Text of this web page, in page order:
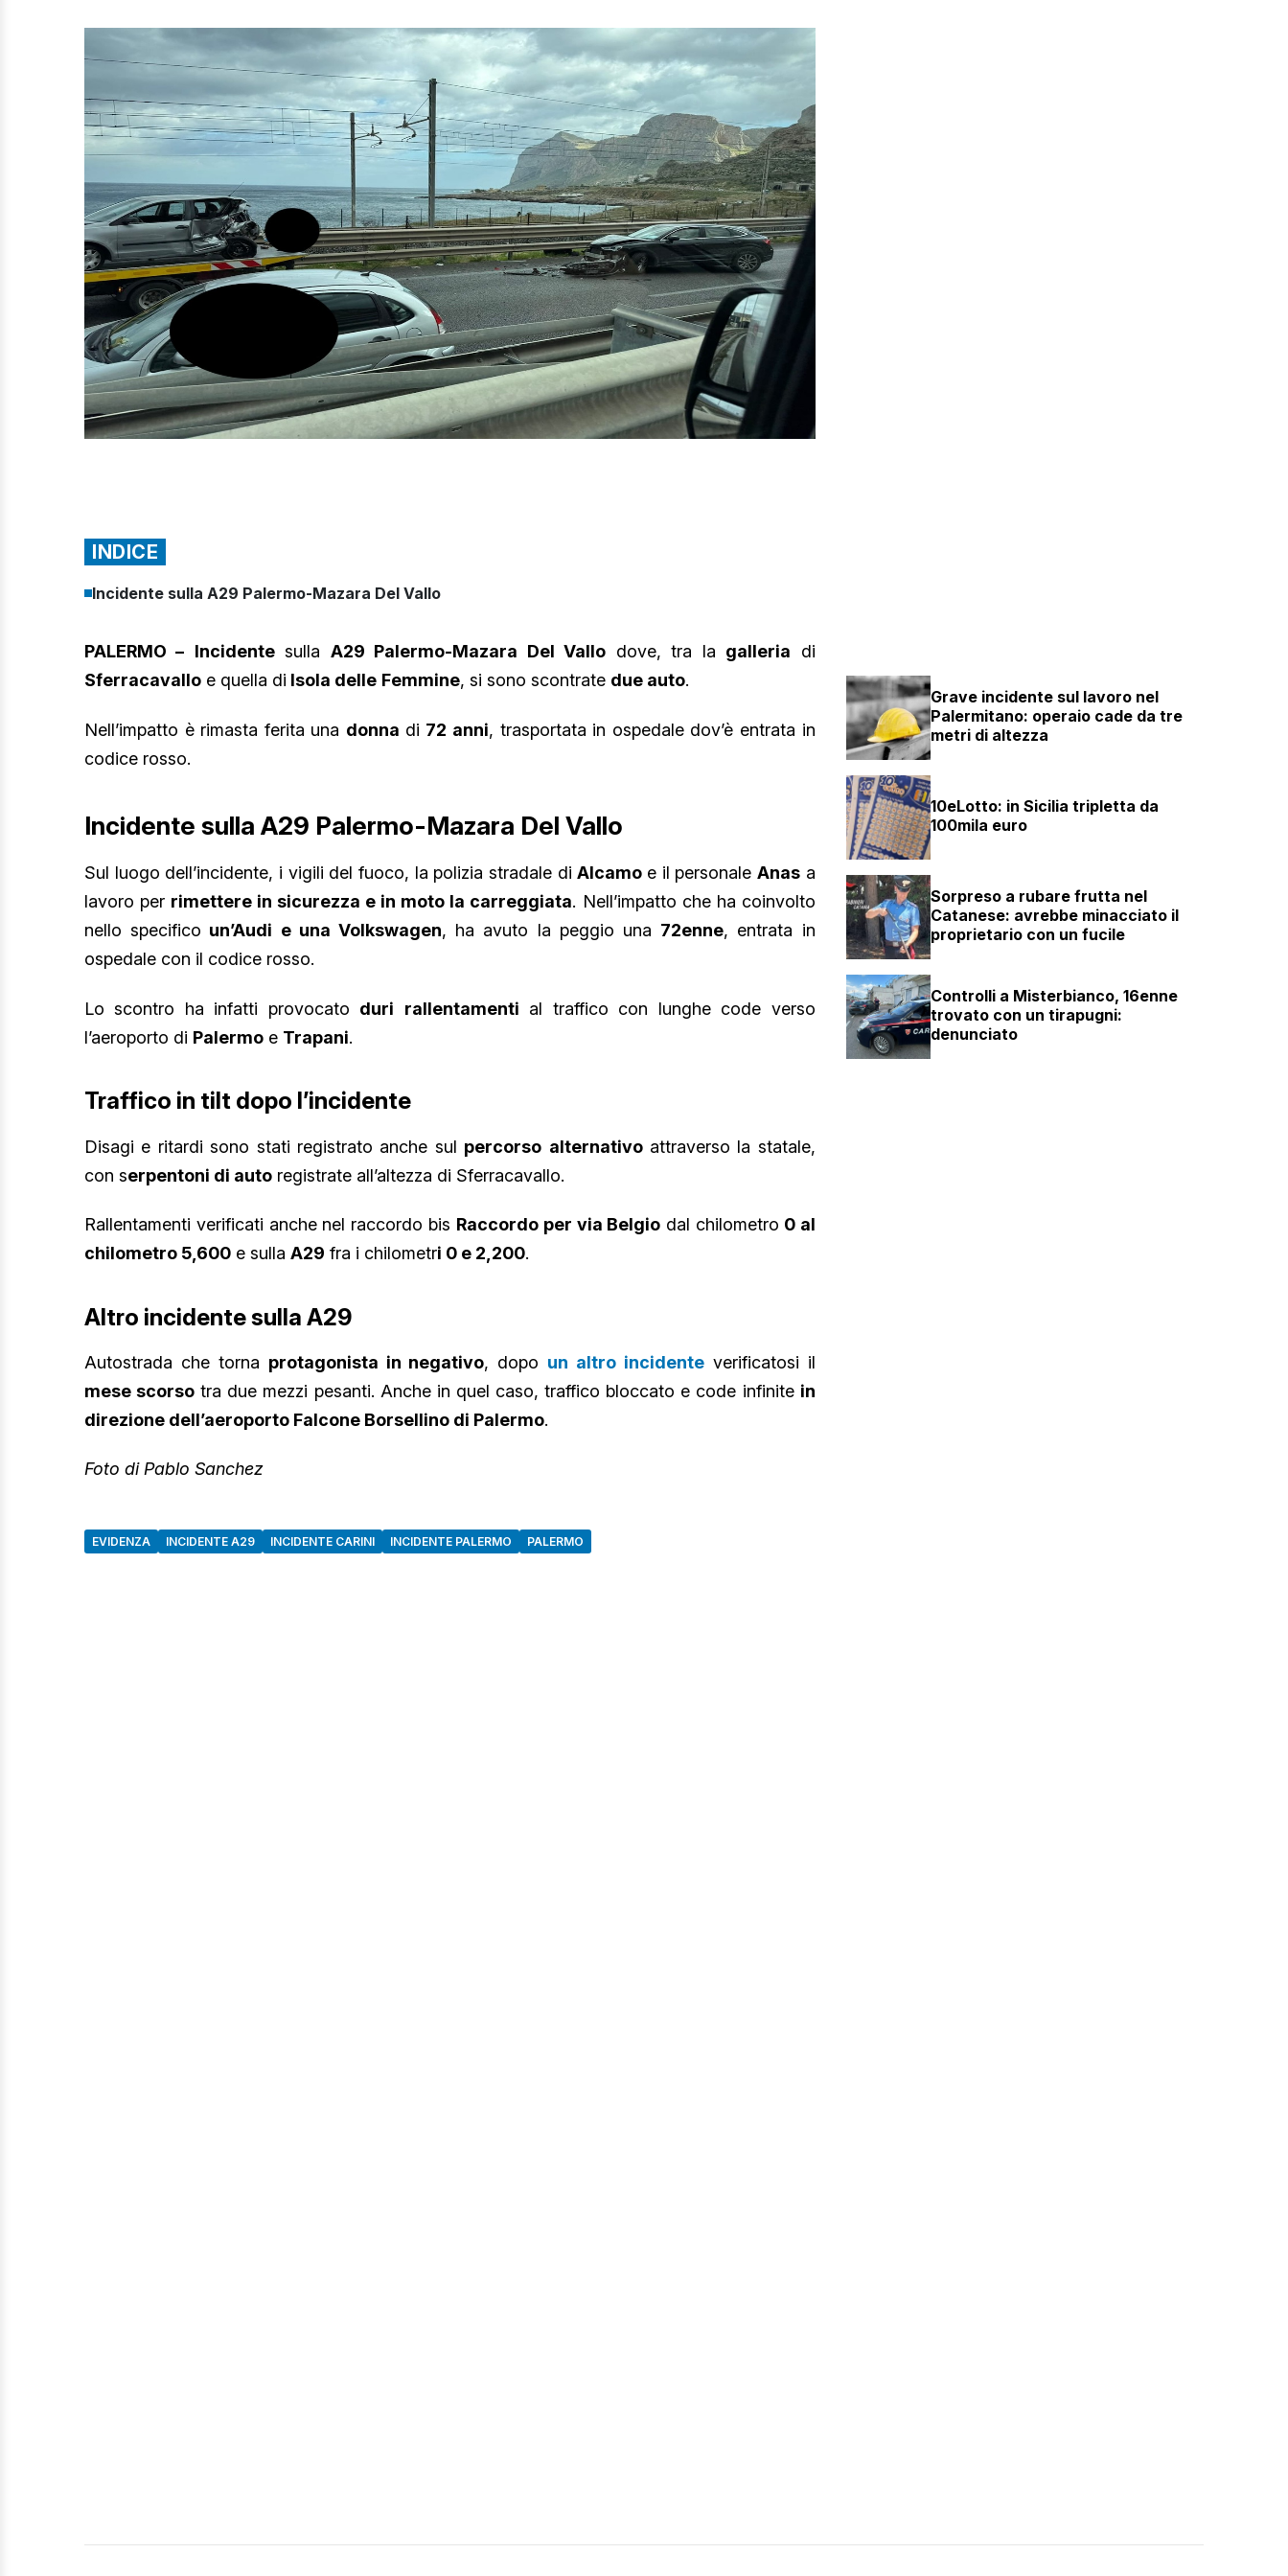
INDICE
Incidente sulla A29 Palermo-Mazara Del Vallo
PALERMO – Incidentesulla A29 Palermo-Mazara Del Vallo dove, tra la galleria di
Sferracavallo e quella di Isola delle Femmine, si sono scontrate due auto.
Nell’impatto è rimasta ferita una donna di 72 anni, trasportata in ospedale dov’è entrata in
codice rosso.
Incidente sulla A29 Palermo-Mazara Del Vallo
Sul luogo dell’incidente, i vigili del fuoco, la polizia stradale diAlcamo e il personale Anas a
lavoro per rimettere in sicurezza e in moto la carreggiata. Nell’impatto che ha coinvolto
nello specifico un’Audi e una Volkswagen, ha avuto la peggio una 72enne, entrata in
ospedale con il codice rosso.
Lo scontro ha infatti provocato duri rallentamenti al traffico con lunghe code verso
l’aeroporto di Palermo e Trapani.
Traffico in tilt dopo l’incidente
Disagi e ritardi sono stati registrato anche sul percorso alternativoattraverso la statale,
con serpentoni di auto registrate all’altezza di Sferracavallo.
Rallentamenti verificati anche nel raccordo bis Raccordo per via Belgio dal chilometro 0 al
chilometro 5,600 e sulla A29 fra i chilometri 0 e 2,200.
Altro incidente sulla A29
Autostrada che torna protagonista in negativo, dopo un altro incidenteverificatosi il
mese scorso tra due mezzi pesanti. Anche in quel caso, traffico bloccato e code infinite in
direzione dell’aeroporto Falcone Borsellino di Palermo.
Foto di Pablo Sanchez
EVIDENZA INCIDENTE A29 INCIDENTE CARINI INCIDENTE PALERMO PALERMO
Grave incidente sul lavoro nel
Palermitano: operaio cade da tre
metri di altezza
10eLotto: in Sicilia tripletta da
100mila euro
Sorpreso a rubare frutta nel
Catanese: avrebbe minacciato il
proprietario con un fucile
Controlli a Misterbianco, 16enne
trovato con un tirapugni:
denunciato